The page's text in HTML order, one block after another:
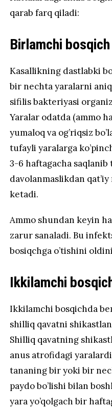
qarab farq qiladi:
Birlamchi bosqich
Kasallikning dastlabki
bir nechta yaralarni
sifilis bakteriyasi
Yaralar odatda (ammo
yumaloq va og’riqsiz
tufayli yaralarga
3-6 haftagacha
davolanmaslikdan qat’iy
ketadi.
Ammo shundan keyin
zarur sanaladi. Bu
bosiqchga o’tishini
Ikkilamchi
Ikkilamchi bosqichda
shilliq qavatni
Shilliq qavatning
anus atrofidagi
tananing bir yoki bir
paydo bo’lishi bilan
yara yo’qolgach bir